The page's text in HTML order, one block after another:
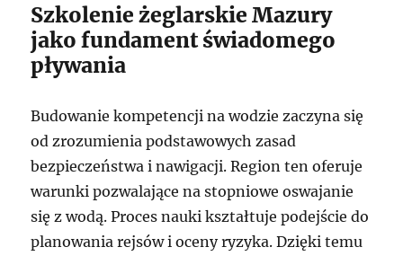
Szkolenie żeglarskie Mazury
jako fundament świadomego
pływania
Budowanie kompetencji na wodzie zaczyna się
od zrozumienia podstawowych zasad
bezpieczeństwa i nawigacji. Region ten oferuje
warunki pozwalające na stopniowe oswajanie
się z wodą. Proces nauki kształtuje podejście do
planowania rejsów i oceny ryzyka. Dzięki temu